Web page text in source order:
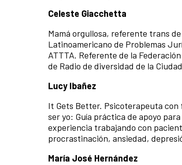
Celeste Giacchetta
Mamá orgullosa, referente trans
Latinoamericano de Problemas
ATTTA. Referente de la
de Radio de diversidad de la
Lucy Ibañez
It Gets Better. Psicoterapeuta
ser yo: Guía práctica de apoyo
experiencia trabajando con
procrastinación, ansiedad,
María José Hernández